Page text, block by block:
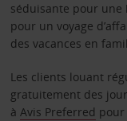
séduisante pour une
pour un voyage
des vacances en
Les clients louant
gratuitement des
à Avis Preferred